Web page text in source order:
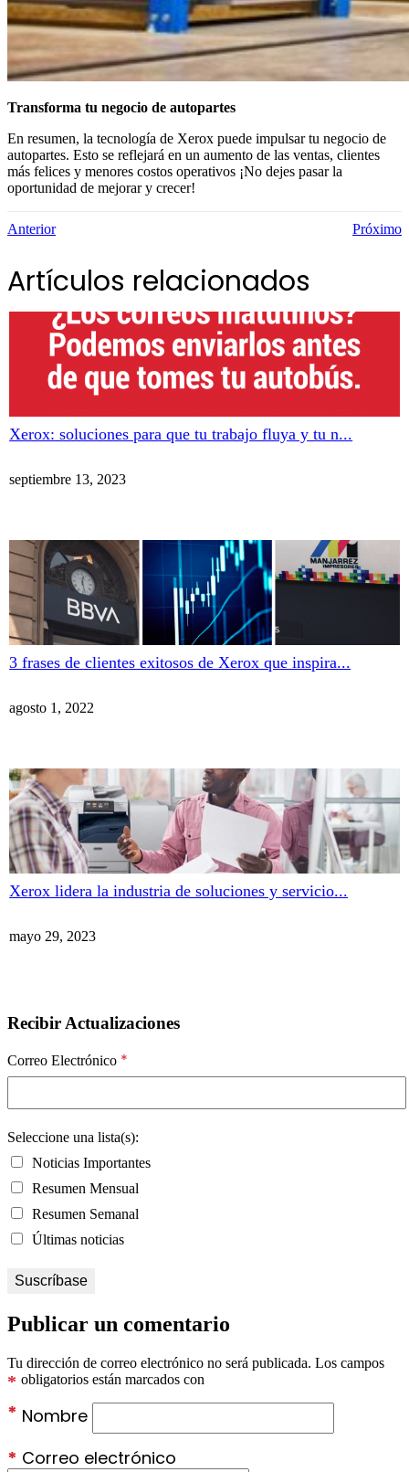
Transforma tu negocio de autopartes
En resumen, la tecnología de Xerox puede impulsar tu negocio de
autopartes. Esto se reflejará en un aumento de las ventas, clientes
más felices y menores costos operativos ¡No dejes pasar la
oportunidad de mejorar y crecer!
Anterior Próximo
Artículos relacionados
Xerox: soluciones para que tu trabajo fluya y tu n...
septiembre 13, 2023
3 frases de clientes exitosos de Xerox que inspira...
agosto 1, 2022
Xerox lidera la industria de soluciones y servicio...
mayo 29, 2023
Recibir Actualizaciones
Correo Electrónico *
Seleccione una lista(s):
Noticias Importantes
Resumen Mensual
Resumen Semanal
Últimas noticias
Publicar un comentario
Tu dirección de correo electrónico no será publicada. Los campos
obligatorios están marcados con
*
Nombre
*
Correo electrónico
*